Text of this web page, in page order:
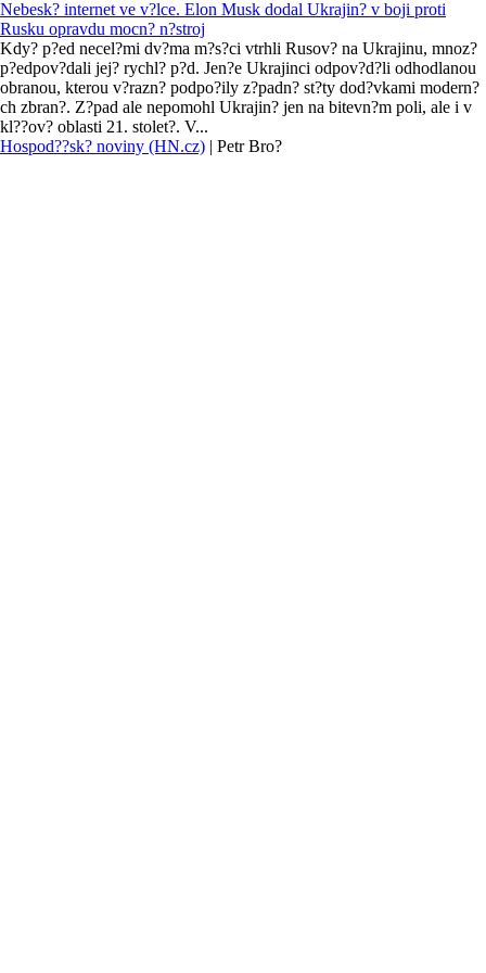
Nebesk? internet ve v?lce. Elon Musk dodal Ukrajin? v boji proti
Rusku opravdu mocn? n?stroj
Kdy? p?ed necel?mi dv?ma m?s?ci vtrhli Rusov? na Ukrajinu, mnoz?
p?edpov?dali jej? rychl? p?d. Jen?e Ukrajinci odpov?d?li odhodlanou
obranou, kterou v?razn? podpo?ily z?padn? st?ty dod?vkami modern?
ch zbran?. Z?pad ale nepomohl Ukrajin? jen na bitevn?m poli, ale i v
kl??ov? oblasti 21. stolet?. V...
Hospod??sk? noviny (HN.cz) | Petr Bro?